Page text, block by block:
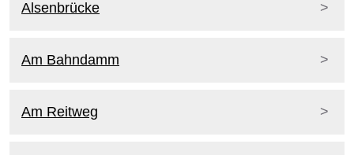
Alsenbrücke
Am Bahndamm
Am Reitweg